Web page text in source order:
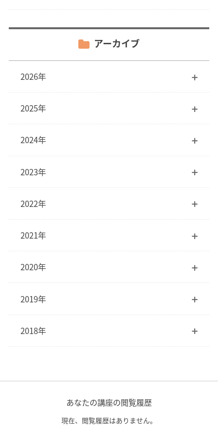
アーカイブ
2026年
2025年
2024年
2023年
2022年
2021年
2020年
2019年
2018年
あなたの講座の閲覧履歴
現在、閲覧履歴はありません。